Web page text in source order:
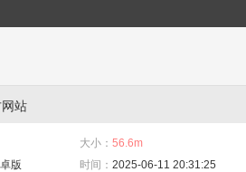
站
大小： 56.6m
版 时间： 2025-06-11 20:31:25